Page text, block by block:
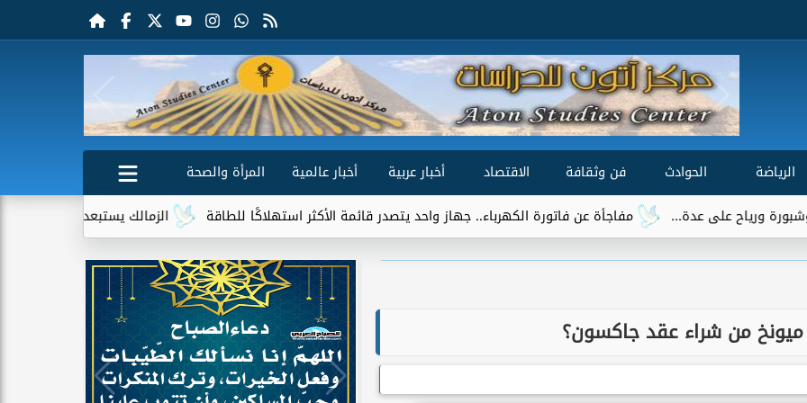
الرياضة الحوادث فن وثقافة الاقتصاد أخبار عربية أخبار عالمية
المرأة والصحة
الزمالك يستبعد 4 لاعبين شباب من حساباته في الموسم الجديد
مفاجأة عن فاتورة الكهرباء.. جهاز واحد يتصدر قائمة الأكثر استهلاكًا للطاقة
من شراء عقد جاكسون؟